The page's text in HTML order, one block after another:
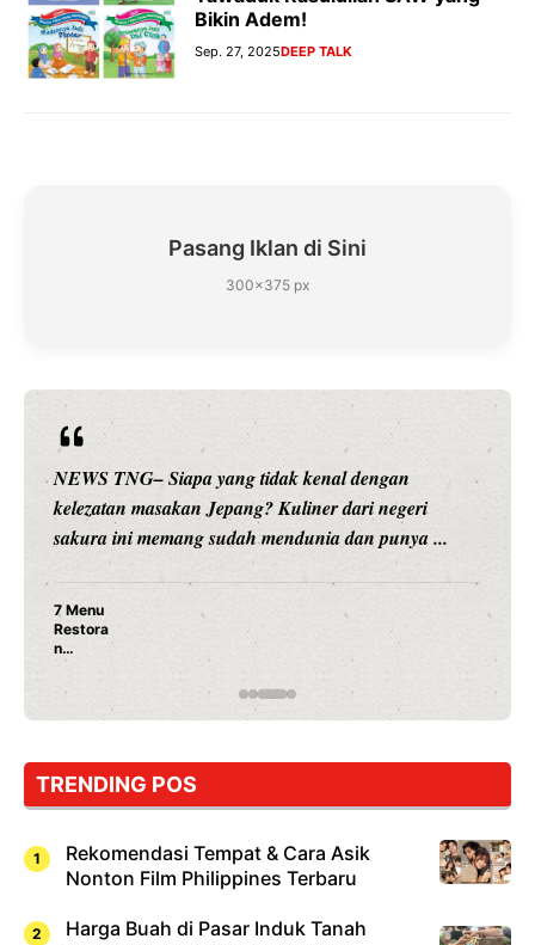
Bikin Adem!
Sep. 27, 2025DEEP TALK
Pasang Iklan di Sini
300×375 px
tidak kenal dengan
Kuliner dari negeri
mendunia dan punya ...
NEWS TNG– Siapa
hiburan, Nunung
merambah dunia
Nunung
TRENDING POS
Rekomendasi Tempat & Cara Asik
Nonton Film Philippines Terbaru
Harga Buah di Pasar Induk Tanah